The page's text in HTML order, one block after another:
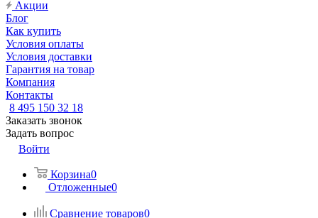
Акции
Блог
Как купить
Условия оплаты
Условия доставки
Гарантия на товар
Компания
Контакты
8 495 150 32 18
Заказать звонок
Задать вопрос
Войти
Корзина0
Отложенные0
Сравнение товаров0